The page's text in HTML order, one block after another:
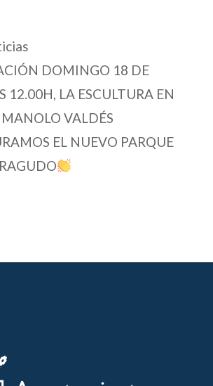
DOMINGO 18 DE
12.00H, LA ESCULTURA EN
MANOLO VALDÉS
EL NUEVO PARQUE